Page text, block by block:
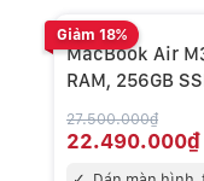
Giảm 18%
MacBook Air
RAM, 256GB
27.500.000₫
22.490.000₫